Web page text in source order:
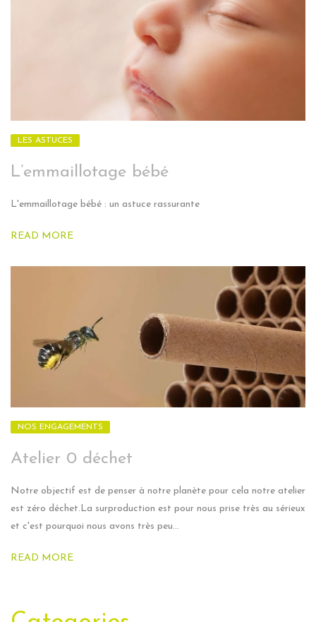
LES ASTUCES
L’emmaillotage bébé
L'emmaillotage bébé : un astuce rassurante
READ MORE
NOS ENGAGEMENTS
Atelier 0 déchet
Notre objectif est de penser à notre planète pour cela notre atelier
est zéro déchet.La surproduction est pour nous prise très au sérieux
et c'est pourquoi nous avons très peu...
READ MORE